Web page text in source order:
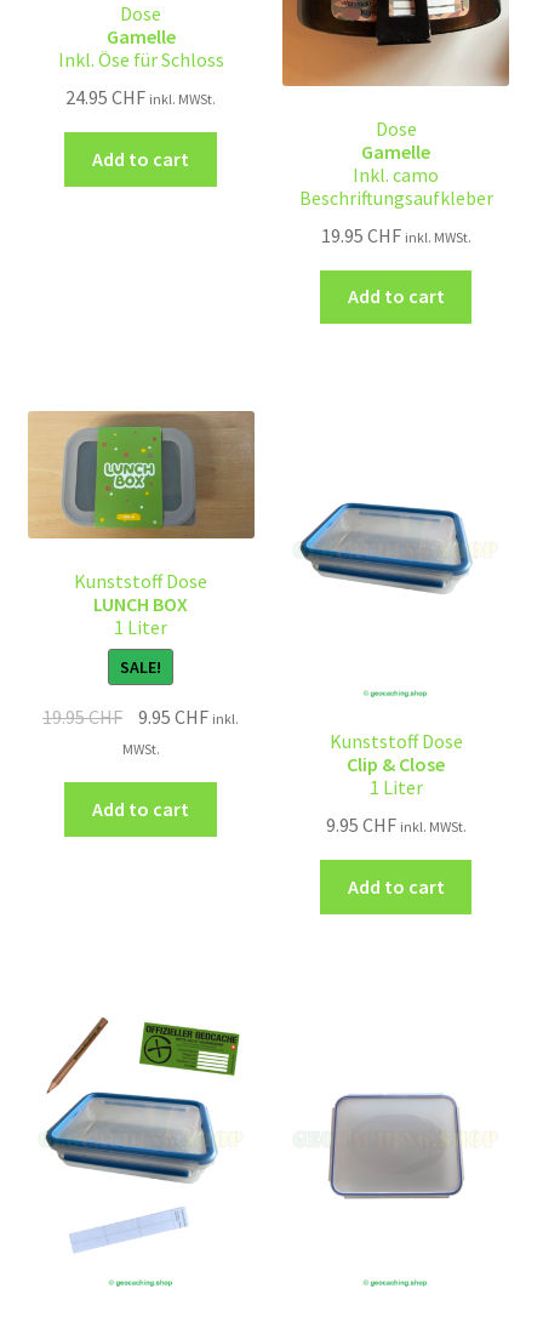
Dose
Gamelle
Inkl. Öse für Schloss
24.95CHF inkl. MWSt.
Add to cart
Dose
Gamelle
Inkl. camo
Beschriftungsaufkleber
19.95 CHF inkl. MWSt.
Add to cart
Kunststoff Dose
LUNCH BOX
1 Liter
SALE!
19.95CHF 9.95CHF inkl.
MWSt.
Add to cart
Kunststoff Dose
Clip & Close
1 Liter
9.95 CHF inkl. MWSt.
Add to cart